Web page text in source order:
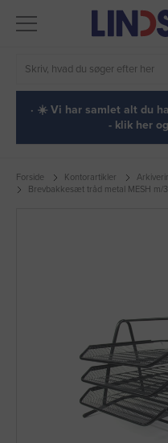
· ☀️ Vi har samlet alt du
- klik her
Forside Kontorartikler
Brevbakkesæt tråd metal MESH m/